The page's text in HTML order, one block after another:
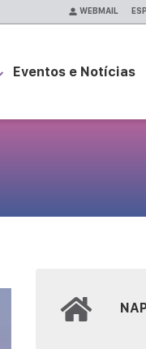
WEBMAIL
Eventos e Notícias